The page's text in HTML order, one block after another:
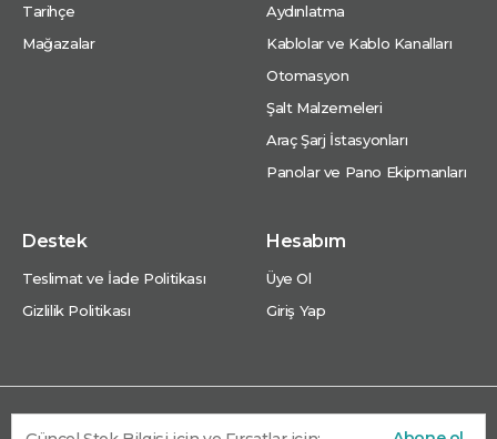
Tarihçe
Mağazalar
Aydınlatma
Kablolar ve Kablo Kanalları
Otomasyon
Şalt Malzemeleri
Araç Şarj İstasyonları
Panolar ve Pano Ekipmanları
Destek
Teslimat ve İade Politikası
Gizlilik Politikası
Hesabım
Üye Ol
Giriş Yap